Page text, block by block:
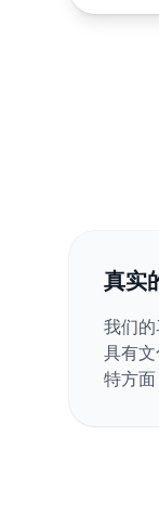
真实
我们
具有
特方面